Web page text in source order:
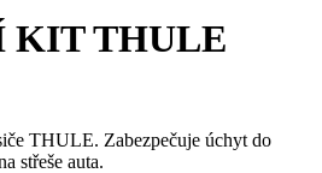
KIT THULE
THULE. Zabezpečuje úchyt do
střeše auta.